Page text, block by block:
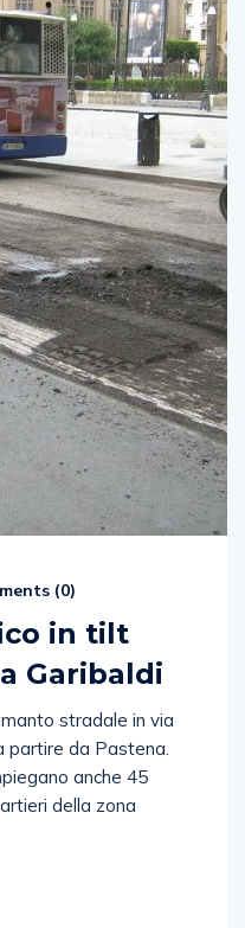
(0)
in tilt
Garibaldi
stradale in via
partire da Pastena.
anche 45
della zona